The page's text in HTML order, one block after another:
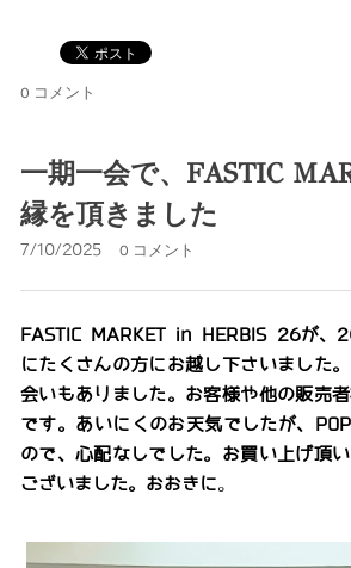
0 コメント
一期一会で、FASTIC
縁を頂きました
7/10/2025 0 コメント
FASTIC MARKET in HERBIS 26が、
にたくさんの方にお越し下さいました
会いもありました。お客様や他の販売
です。あいにくのお天気でしたが、
ので、心配なしでした。お買い上げ頂
ございました。おおきに。